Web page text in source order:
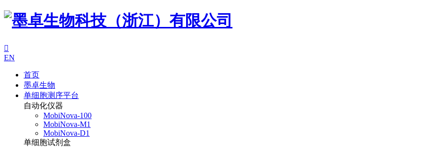

EN
首页
墨卓生物
单细胞测序平台
自动化仪器
MobiNova-100
MobiNova-M1
MobiNova-D1
单细胞试剂盒